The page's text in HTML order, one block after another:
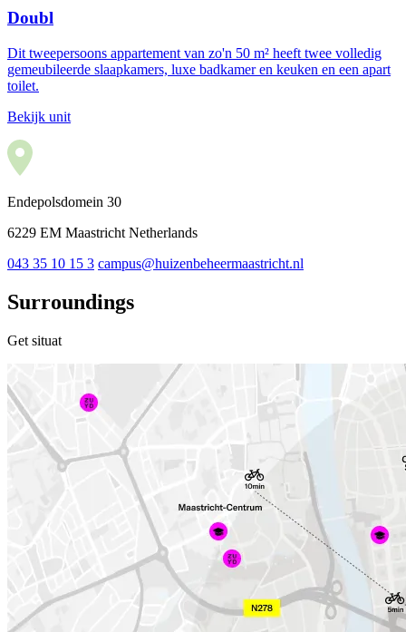
Doubl
Dit tweepersoons appartement van zo'n 50 m² heeft twee volledig
gemeubileerde slaapkamers, luxe badkamer en keuken en een apart
toilet.
Bekijk unit
Endepolsdomein 30
6229 EM Maastricht Netherlands
043 35 10 15 3 campus@huizenbeheermaastricht.nl
Surroundings
Get situat